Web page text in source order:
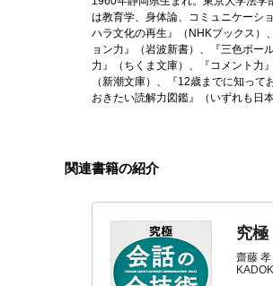
は教育学、身体論、コミュニケーシ
ハラ文化の再生』（NHKブックス）
ョン力』（岩波新書）、『三色ボー
力』（ちくま文庫）、『コメント力
（新潮文庫）、『12歳までに知っ
おきたい読解力図鑑』（いずれも日
関連書籍の紹介
究極
齋藤 孝